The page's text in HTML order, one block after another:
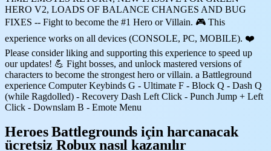
HERO V2, LOADS OF BALANCE CHANGES AND BUG
FIXES -- Fight to become the #1 Hero or Villain. 🎮 This
experience works on all devices (CONSOLE, PC, MOBILE). ❤️
Please consider liking and supporting this experience to speed up
our updates! 💪 Fight bosses, and unlock mastered versions of
characters to become the strongest hero or villain. a Battleground
experience Computer Keybinds G - Ultimate F - Block Q - Dash Q
(while Ragdolled) - Recovery Dash Left Click - Punch Jump + Left
Click - Downslam B - Emote Menu
Heroes Battlegrounds için harcanacak
ücretsiz Robux nasıl kazanılır